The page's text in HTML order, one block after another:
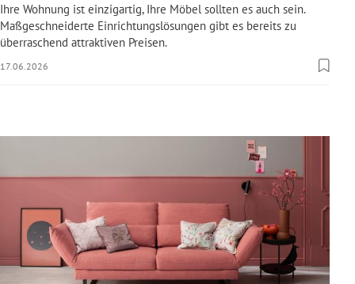
Untermenü
Untermenü
Untermenü
Ihre Wohnung ist einzigartig, Ihre Möbel sollten es auch sein.
Maßgeschneiderte Einrichtungslösungen gibt es bereits zu
überraschend attraktiven Preisen.
17.06.2026